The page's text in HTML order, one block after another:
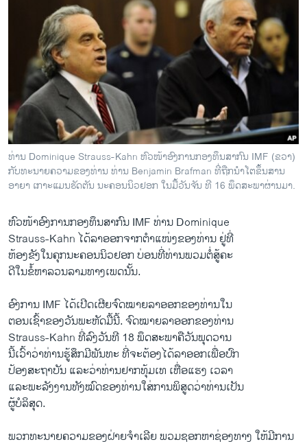
ອິດສະຫຼະພາບດ້ານການຂ່າວ
ຊີວິດຊາວລາວ
ຊຸມຊົນຊາວລາວ
ວິທະຍາສາດ-ເທັກໂນໂລຈີ
ທຸລະກິດ
ພາສາອັງກິດ
ວີດີໂອ
ສຽງ
ລາຍການກະຈາຍສຽງ
ລາຍງານ
ຕິດຕາມພວກເຮົາ ທີ່
ທ່ານ Dominique Strauss-Kahn ຫົວໜ້າອົງການກອງທຶນສາກົນ IMF (ຂວາ)
ກັບທະນາຍຄວາມຂອງທ່ານ ທ່ານ Benjamin Brafman ທີ່ຖືກນຳໂຕຂຶ້ນສານ
ອາຍາ ເກາະແມນຮັດຕັນ ນະຄອນນິວຢອກ ໃນມື້ວັນຈັນ ທີ 16 ພຶດສະພາຜ່ານມາ.
ຫົວໜ້າອົງການກອງທຶນສາກົນ IMF ທ່ານ Dominique
Strauss-Kahn ໄດ້ລາອອກຈາກຕຳແໜ່ງຂອງທ່ານ ຢູ່ທີ່
ຫ້ອງຂັງໃນຄຸກນະຄອນນິວຢອກ ບ່ອນທີ່ທ່ານພວມຕໍ່ສູ້ຄະ
ດີໃນຂໍ້ຫາລວນລາມທາງເພດນັ້ນ.
ອົງການ IMF ໄດ້ເປີດເຜີຍຈົດໝາຍລາອອກຂອງທ່ານໃນ
ຕອນເຊົ້າຂອງວັນພະຫັດມື້ນີ້. ຈົດໝາຍລາ​ອອກຂອງທ່ານ
Strauss-Kahn ທີ່ລົງວັນທີ 18 ພຶດສະພາຄືວັນພຸດວານ
ນີ້ເວົ້າວ່າທ່ານຮູ້ສຶກມີພັນທະ ທີ່ຈະຕ້ອງໄດ້ລາອອກເພື່ອປົກ
ປ້ອງສະຖາບັນ ​ແລະ​ວ່າທ່ານຢາກທຸ້ມເທ ເຫື່ອແຮງ ເວລາ
ແລະພະລັງງານທັງໝົດຂອງທ່ານ​ໃສ່​ການພິສູດວ່າທ່ານເປັນ
ຜູ້ບໍລິສຸດ.
ພວກທະນາຍຄວາມຂອງຝ່າຍຈຳເລີຍ ພວມຊອກຫາຊ່ອງທາງ ໃຫ້ມີການ